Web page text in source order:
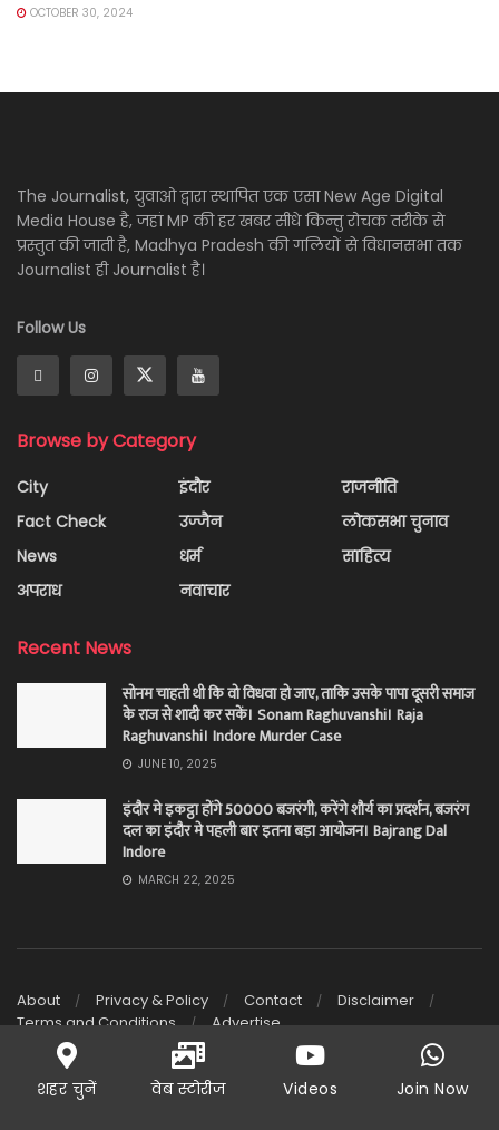
OCTOBER 30, 2024
The Journalist, युवाओ द्वारा स्थापित एक एसा New Age Digital
Media House है, जहां MP की हर खबर सीधे किन्तु रोचक तरीके से
प्रस्तुत की जाती है, Madhya Pradesh की गलियों से विधानसभा तक
Journalist ही Journalist है।
Follow Us
Browse by Category
City
Fact Check
News
अपराध
इंदौर
उज्जैन
धर्म
नवाचार
राजनीति
लोकसभा चुनाव
साहित्य
Recent News
सोनम चाहती थी कि वो विधवा हो जाए, ताकि उसके पापा दूसरी समाज
के राज से शादी कर सकें। Sonam Raghuvanshi। Raja
Raghuvanshi। Indore Murder Case
JUNE 10, 2025
इंदौर मे इकट्ठा होंगे 50000 बजरंगी, करेंगे शौर्य का प्रदर्शन, बजरंग
दल का इंदौर मे पहली बार इतना बड़ा आयोजन। Bajrang Dal
Indore
MARCH 22, 2025
About Privacy & Policy Contact
Disclaimer
Terms and Conditions
Advertise
© 2026 | The Journalist is a digital news platform owned and
operated by Goura Media Private Limited.
शहर चुनें वेब स्टोरीज Videos Join Now